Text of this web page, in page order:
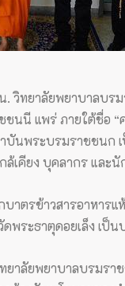
. วิทยาลัยพยาบาลบ
นนี แพร่ ภายใต้ชื่อ
บันพระบรมราชชน
เคียง บุคลากร และนั
าตรข้าวสารอาหาร
วัดพระธาตุดอยเล็ง
าลัยพยาบาลบรมร